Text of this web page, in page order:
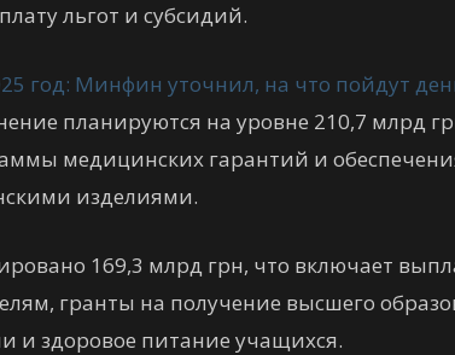
льгот и субсидий.
планируются на уровне 210,7 млрд
медицинских гарантий и
изделиями.
169,3 млрд грн, что включает
гранты на получение высшего
и здоровое питание учащихся.